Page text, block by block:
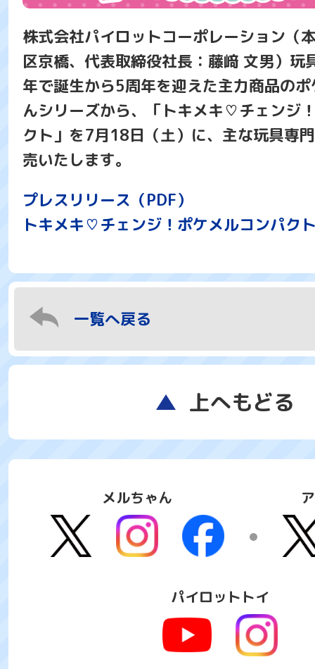
株式会社パイロットコーポレーション（
区京橋、代表取締役社長：藤﨑 文男）玩
年で誕生から5周年を迎えた主力商品の
んシリーズから、「トキメキ♡チェンジ
クト」を7月18日（土）に、主な玩具専
売いたします。
プレスリリース（PDF）
トキメキ♡チェンジ！ポケメルコンパク
一覧へ戻る
上へもどる
パイロットトイ
メルちゃん